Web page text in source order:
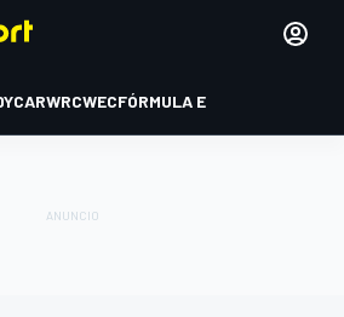
WRCWECFÓRMULA E